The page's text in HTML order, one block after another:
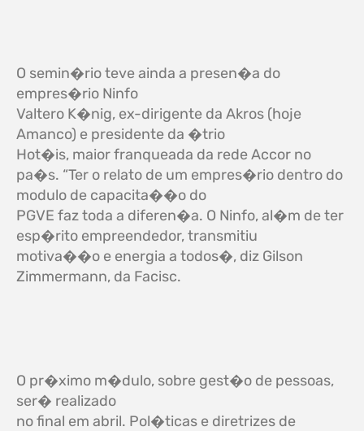
O semin�rio teve ainda a presen�a do
empres�rio Ninfo
Valtero K�nig, ex-dirigente da Akros (hoje
Amanco) e presidente da �trio
Hot�is, maior franqueada da rede Accor no
pa�s. “Ter o relato de um empres�rio dentro do
modulo de capacita��o do
PGVE faz toda a diferen�a. O Ninfo, al�m de ter
esp�rito empreendedor, transmitiu
motiva��o e energia a todos�, diz Gilson
Zimmermann, da Facisc.
O pr�ximo m�dulo, sobre gest�o de pessoas,
ser� realizado
no final em abril. Pol�ticas e diretrizes de